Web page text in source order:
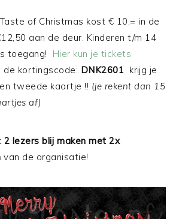
of Christmas kost € 10,= in de
aan de deur. Kinderen t/m 14
toegang! Hier kun je tickets
de kortingscode: DNK2601 krijg je
tweede kaartje !! (je rekent dan 15
af)
2 lezers blij maken met 2x
van de organisatie!